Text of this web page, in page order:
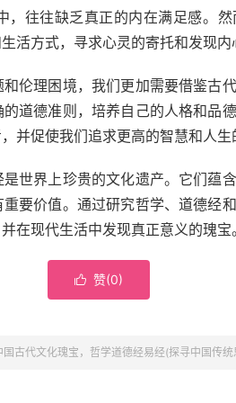
，往往缺乏真正的内在满足感。
活方式，寻求心灵的寄托和发现内
伦理困境，我们更加需要借鉴古
道德准则，培养自己的人格和品
并促使我们追求更高的智慧和人生
世界上珍贵的文化遗产。它们蕴
要价值。通过研究哲学、道德经
在现代生活中发现真正意义的瑰宝。
 赞(0)
国古代文化瑰宝，哲学道德经易经(探寻中国传